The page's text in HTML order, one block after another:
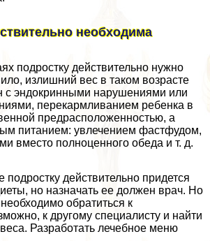
необходима
подростку действительно нужно
излишний вес в таком возрасте
с эндокринными нарушениями или
перекармливанием ребенка в
предрасположенностью, а
питанием: увлечением фастфудом,
вместо полноценного обеда и т. д.
подростку действительно придется
но назначать ее должен врач. Но
обратиться к
к другому специалисту и найти
Разработать лечебное меню